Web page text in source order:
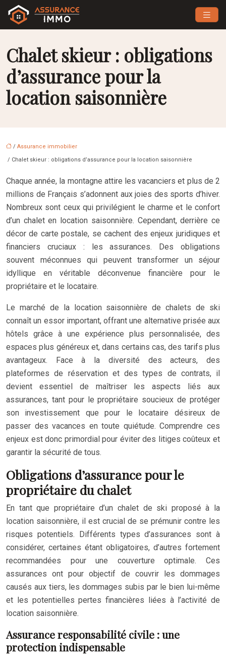
Chalet skieur : obligations
d’assurance pour la
location saisonnière
/ Assurance immobilier
/ Chalet skieur : obligations d’assurance pour la location saisonnière
Chaque année, la montagne attire les vacanciers et plus de 2
millions de Français s’adonnent aux joies des sports d’hiver.
Nombreux sont ceux qui privilégient le charme et le confort
d’un chalet en location saisonnière. Cependant, derrière ce
décor de carte postale, se cachent des enjeux juridiques et
financiers cruciaux : les assurances. Des obligations
souvent méconnues qui peuvent transformer un séjour
idyllique en véritable déconvenue financière pour le
propriétaire et le locataire.
Le marché de la location saisonnière de chalets de ski
connaît un essor important, offrant une alternative prisée aux
hôtels grâce à une expérience plus personnalisée, des
espaces plus généreux et, dans certains cas, des tarifs plus
avantageux. Face à la diversité des acteurs, des
plateformes de réservation et des types de contrats, il
devient essentiel de maîtriser les aspects liés aux
assurances, tant pour le propriétaire soucieux de protéger
son investissement que pour le locataire désireux de
passer des vacances en toute quiétude. Comprendre ces
enjeux est donc primordial pour éviter des litiges coûteux et
garantir la sécurité de tous.
Obligations d’assurance pour le
propriétaire du chalet
En tant que propriétaire d’un chalet de ski proposé à la
location saisonnière, il est crucial de se prémunir contre les
risques potentiels. Différents types d’assurances sont à
considérer, certaines étant obligatoires, d’autres fortement
recommandées pour une couverture optimale. Ces
assurances ont pour objectif de couvrir les dommages
causés aux tiers, les dommages subis par le bien lui-même
et les potentielles pertes financières liées à l’activité de
location saisonnière.
Assurance responsabilité civile : une
protection indispensable